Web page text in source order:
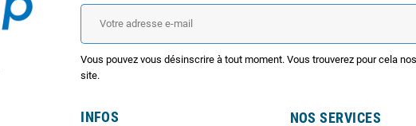
Vous pouvez vous désinscrire à tout moment. Vous trouverez pour cela
site.
INFOS NOS SERVICES